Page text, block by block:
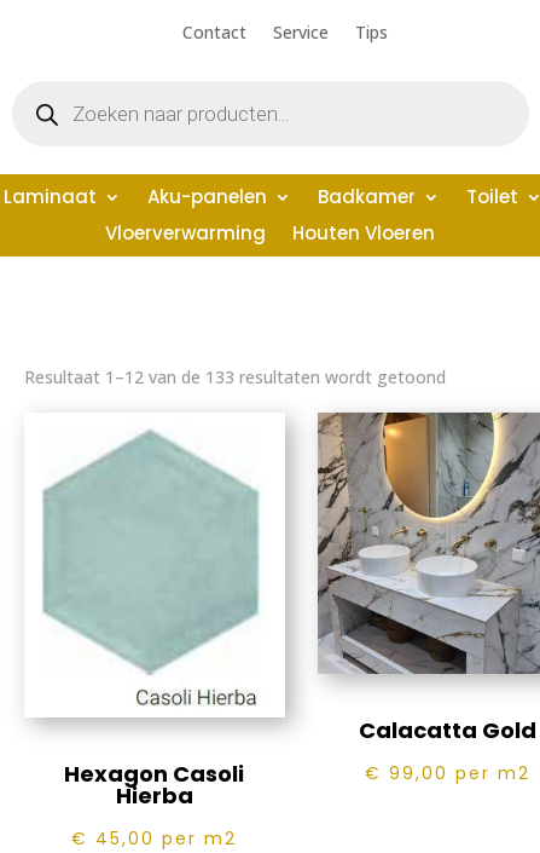
Contact Service Tips
zoeken
Laminaat Aku-panelen Badkamer Toilet
Vloerverwarming
Houten Vloeren
Resultaat 1–12 van de 133 resultaten wordt getoondGesorteerd
nieuwste
Hexagon Casoli
Hierba
€ 45,00per m2
Calacatta Gold
€ 99,00 per m2